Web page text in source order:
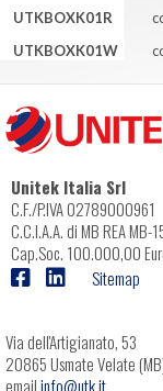
UTKBOXK01R
UTKBOXK01W
Unitek Italia Srl
C.F./P.IVA 02789000961
C.C.I.A.A. di MB REA MB-
Cap.Soc. 100.000,00
Sitemap
Via dell'Artigianato, 53
20865 Usmate Velate
emailinfo@utk.it